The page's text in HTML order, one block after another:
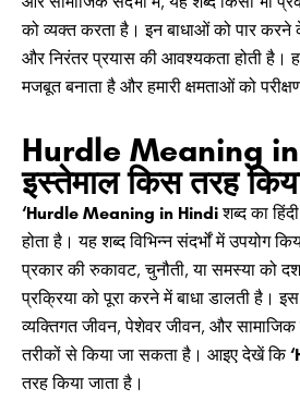
को व्यक्त करता है। इन बाधाओं को पार करने
और निरंतर प्रयास की आवश्यकता होती है।
मजबूत बनाता है और हमारी क्षमताओं को
Hurdle Meaning
इस्तेमाल किस तरह
‘Hurdle Meaning in Hindiशब्द का
होता है। यह शब्द विभिन्न संदर्भों में उपयोग
प्रकार की रुकावट, चुनौती, या समस्या को
प्रक्रिया को पूरा करने में बाधा डालती है।
व्यक्तिगत जीवन, पेशेवर जीवन, और
तरीकों से किया जा सकता है। आइए देखें कि
तरह किया जाता है।